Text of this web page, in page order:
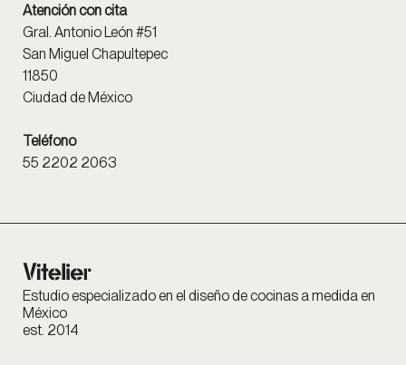
Atención con cita
Gral. Antonio León #51
San Miguel Chapultepec
11850
Ciudad de México
Teléfono
55 2202 2063
Estudio especializado en el diseño de cocinas a medida en
México
est. 2014